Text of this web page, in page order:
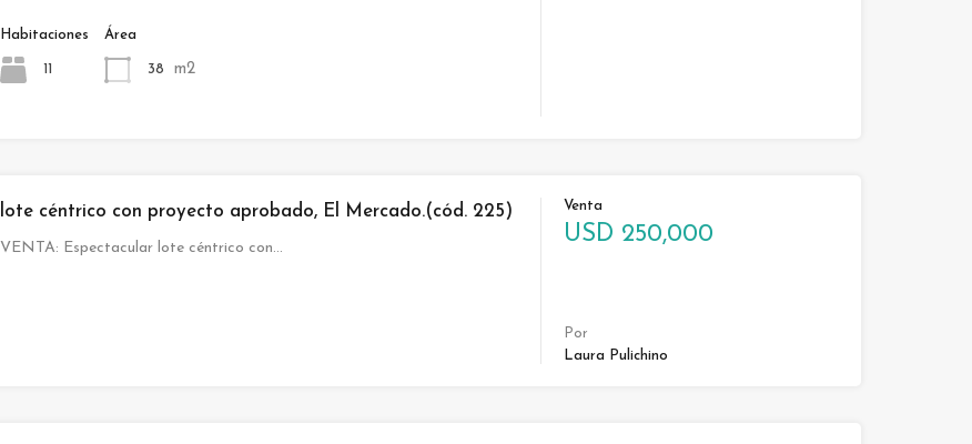
Habitaciones
11
Área
38 m2
lote céntrico con proyecto aprobado, El Mercado.(cód. 225)
VENTA: Espectacular lote céntrico con…
Venta
USD 250,000
Por
Laura Pulichino